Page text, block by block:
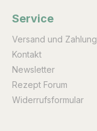
Service
Versand und Zahlung
Kontakt
Newsletter
Rezept Forum
Widerrufsformular